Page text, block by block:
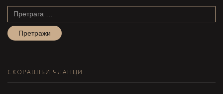
Претрага
СКОРАШЊИ ЧЛАНЦИ